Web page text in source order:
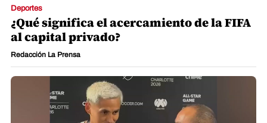
Deportes
¿Qué significa el acercamiento de la FIFA
al capital privado?
Redacción La Prensa